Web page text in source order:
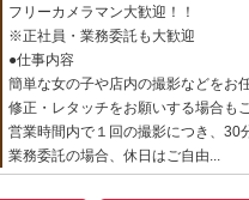
フリーカメラマン大歓迎！！
※正社員・業務委託も大歓迎
●仕事内容
簡単な女の子や店内の撮影などをお
修正・レタッチをお願いする場合も
営業時間内で１回の撮影につき、30
業務委託の場合、休日はご自由...